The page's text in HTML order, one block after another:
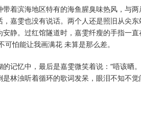
着滨海地区特有的海鱼腥臭味热风，与
嘉雯也没有说话。两个人还是照旧从尖
静。过红馆隧道时，嘉雯纤瘦的手指一
怕能让我画满花 未算是那么差。
记忆中，最后是嘉雯微笑着说：“唔该晒
林浊听着循环的歌词发呆，眼泪不知不